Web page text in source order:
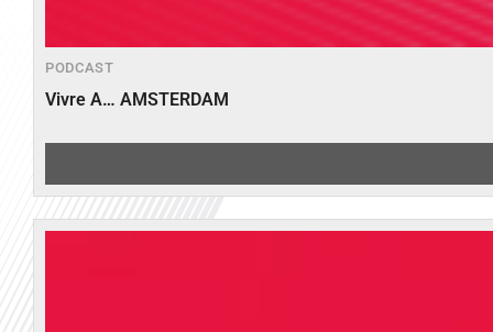
PODCAST
Vivre A… AMSTERDAM